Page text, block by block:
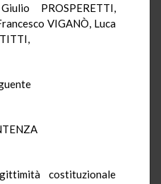
PROSPERETTI,
VIGANÒ, Luca
costituzionale